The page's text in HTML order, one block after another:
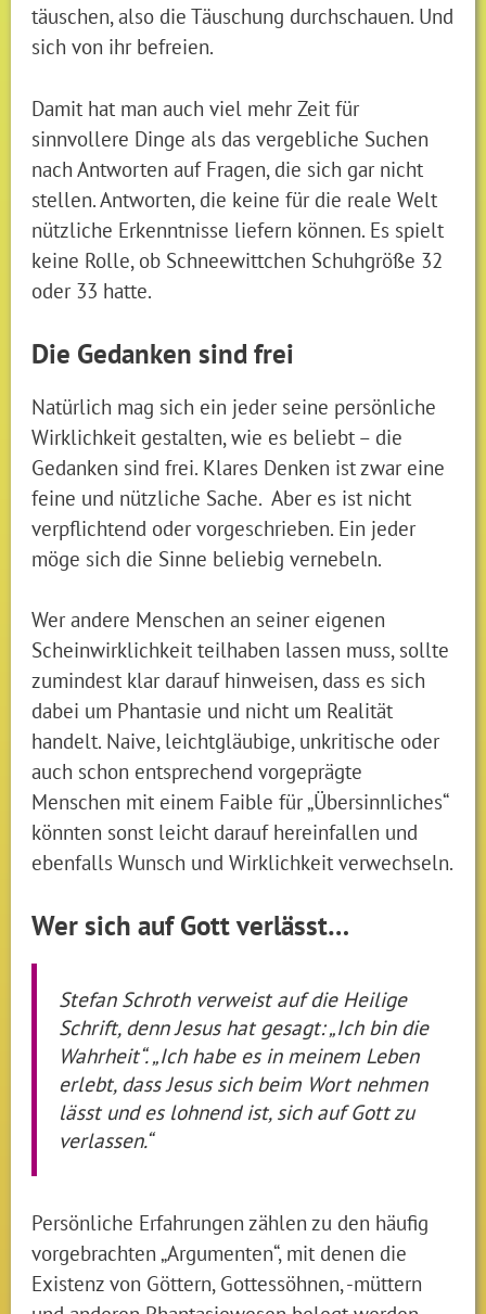
täuschen, also die Täuschung durchschauen. Und
sich von ihr befreien.
Damit hat man auch viel mehr Zeit für
sinnvollere Dinge als das vergebliche Suchen
nach Antworten auf Fragen, die sich gar nicht
stellen. Antworten, die keine für die reale Welt
nützliche Erkenntnisse liefern können. Es spielt
keine Rolle, ob Schneewittchen Schuhgröße 32
oder 33 hatte.
Die Gedanken sind frei
Natürlich mag sich ein jeder seine persönliche
Wirklichkeit gestalten, wie es beliebt – die
Gedanken sind frei. Klares Denken ist zwar eine
feine und nützliche Sache. Aber es ist nicht
verpflichtend oder vorgeschrieben. Ein jeder
möge sich die Sinne beliebig vernebeln.
Wer andere Menschen an seiner eigenen
Scheinwirklichkeit teilhaben lassen muss, sollte
zumindest klar darauf hinweisen, dass es sich
dabei um Phantasie und nicht um Realität
handelt. Naive, leichtgläubige, unkritische oder
auch schon entsprechend vorgeprägte
Menschen mit einem Faible für „Übersinnliches“
könnten sonst leicht darauf hereinfallen und
ebenfalls Wunsch und Wirklichkeit verwechseln.
Wer sich auf Gott verlässt…
Stefan Schroth verweist auf die Heilige
Schrift, denn Jesus hat gesagt: „Ich bin die
Wahrheit“. „Ich habe es in meinem Leben
erlebt, dass Jesus sich beim Wort nehmen
lässt und es lohnend ist, sich auf Gott zu
verlassen.“
Persönliche Erfahrungen zählen zu den häufig
vorgebrachten „Argumenten“, mit denen die
Existenz von Göttern, Gottessöhnen, -müttern